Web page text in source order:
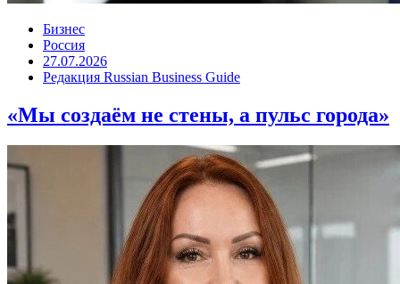
Бизнес
Россия
27.07.2026
Редакция Russian Business Guide
«Мы создаём не стены, а пульс города»